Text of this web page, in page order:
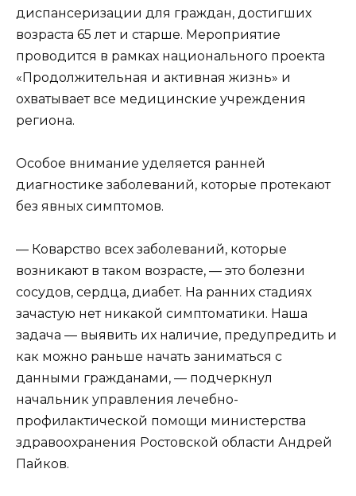
диспансеризации для граждан, достигших
возраста 65 лет и старше. Мероприятие
проводится в рамках национального проекта
«Продолжительная и активная жизнь» и
охватывает все медицинские учреждения
региона.
Особое внимание уделяется ранней
диагностике заболеваний, которые протекают
без явных симптомов.
— Коварство всех заболеваний, которые
возникают в таком возрасте, — это болезни
сосудов, сердца, диабет. На ранних стадиях
зачастую нет никакой симптоматики. Наша
задача — выявить их наличие, предупредить и
как можно раньше начать заниматься с
данными гражданами, — подчеркнул
начальник управления лечебно-
профилактической помощи министерства
здравоохранения Ростовской области Андрей
Пайков.